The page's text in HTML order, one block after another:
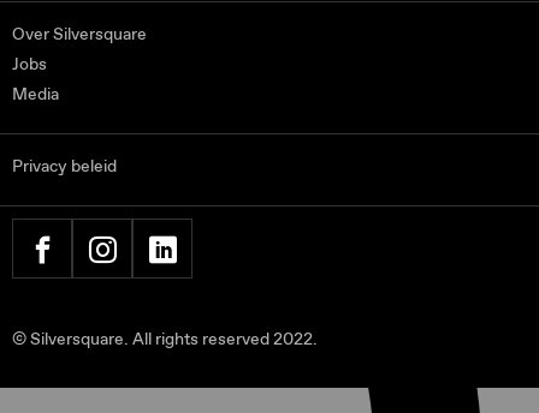
Over Silversquare
Jobs
Media
Privacy beleid
© Silversquare. All rights reserved 2022.
FACEBOOKINSTAGRAMLINKEDIN